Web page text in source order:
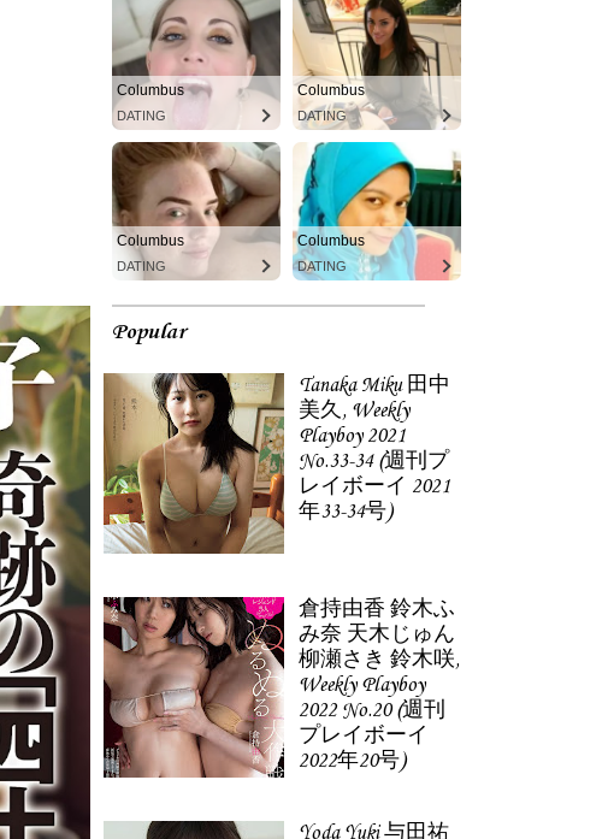
Columbus
DATING
Columbus
DATING
Columbus
DATING
Columbus
DATING
Popular
Tanaka Miku 田中
美久, Weekly
Playboy 2021
No.33-34 (週刊プ
レイボーイ 2021
年33-34号)
倉持由香 鈴木ふ
み奈 天木じゅん
柳瀬さき 鈴木咲,
Weekly Playboy
2022 No.20 (週刊
プレイボーイ
2022年20号)
Yoda Yuki 与田祐